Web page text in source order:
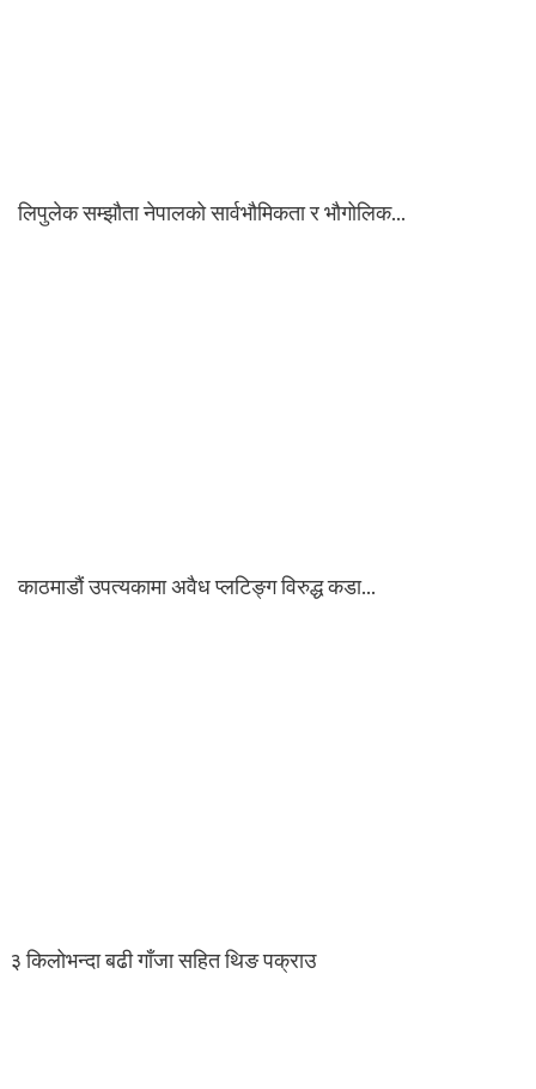
लिपुलेक सम्झौता नेपालको सार्वभौमिकता र भौगोलिक…
काठमाडौं उपत्यकामा अवैध प्लटिङ्ग विरुद्ध कडा…
३ किलोभन्दा बढी गाँजा सहित थिङ पक्राउ